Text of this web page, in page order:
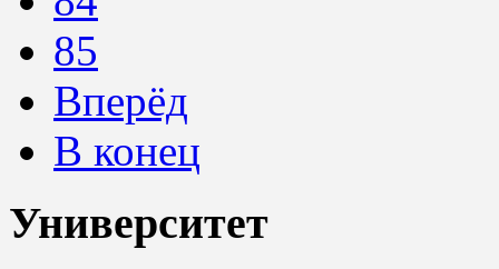
85
Вперёд
В конец
Университет